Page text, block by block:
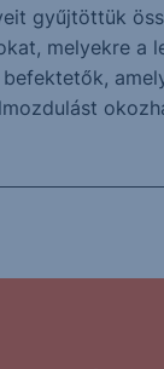
gyűjtöttük
melyekre a